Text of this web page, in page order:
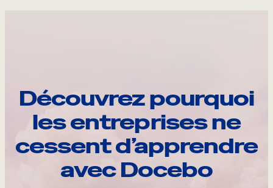
Découvrez pourquoi
les entreprises ne
cessent d’apprendre
avec Docebo